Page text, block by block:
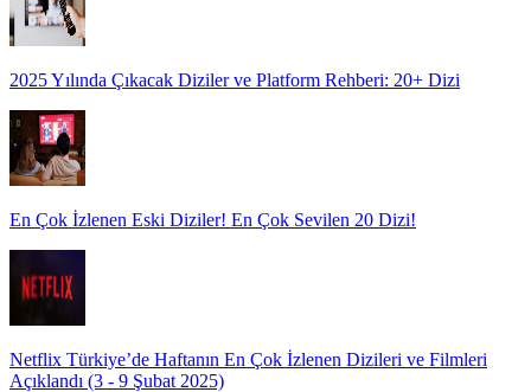
2025 Yılında Çıkacak Diziler ve Platform Rehberi: 20+ Dizi
En Çok İzlenen Eski Diziler! En Çok Sevilen 20 Dizi!
Netflix Türkiye’de Haftanın En Çok İzlenen Dizileri ve Filmleri
Açıklandı (3 - 9 Şubat 2025)